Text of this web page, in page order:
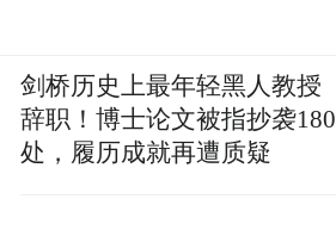
剑桥历史上最年轻黑人教授
辞职！博士论文被指抄袭180
处，履历成就再遭质疑